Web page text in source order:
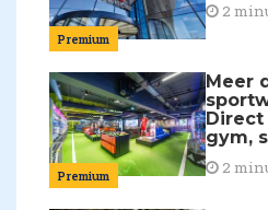
Premium
2
Premium
Meer
gym,
2